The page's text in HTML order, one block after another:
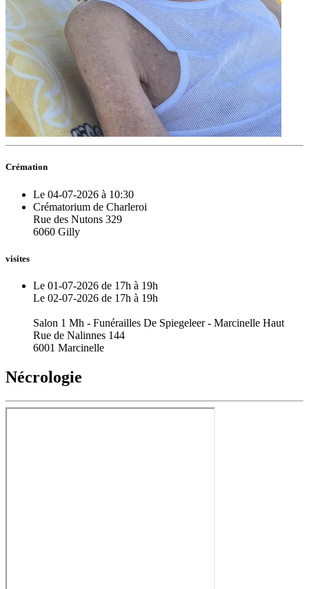
Crémation
Le 04-07-2026 à 10:30
Crématorium de Charleroi
Rue des Nutons 329
6060 Gilly
visites
Le 01-07-2026 de 17h à 19h
Le 02-07-2026 de 17h à 19h
Salon 1 Mh - Funérailles De Spiegeleer - Marcinelle Haut
Rue de Nalinnes 144
6001 Marcinelle
Nécrologie